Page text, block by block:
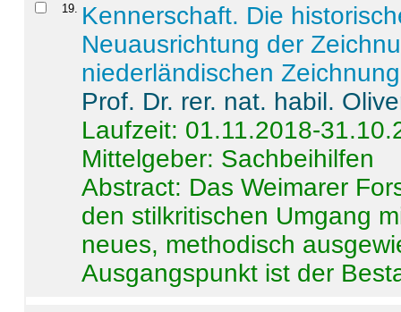
19
Kennerschaft. Die
Neuausrichtung der
niederländischen
Prof. Dr. rer. nat. habil.
Laufzeit: 01.11.2018-
Mittelgeber: Sachbeihilfen
Abstract: Das Weimarer
den stilkritischen Umgang
neues, methodisch
Ausgangspunkt ist der